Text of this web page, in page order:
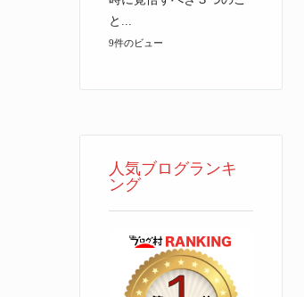
と...
9件のビュー
人気ブログランキ
ング